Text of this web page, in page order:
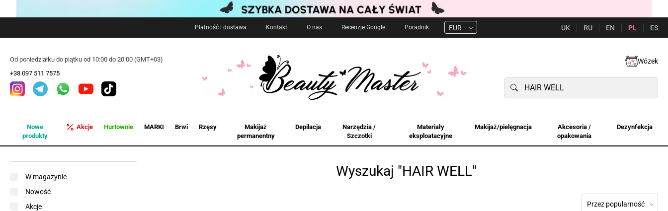
Płatność i dostawa Kontakt O nas Recenzje Google Poradnik EUR UK RU EN PL ES
Od poniedziałku do piątku od 10:00 do 20:00 (GMT+03)
+38 097 511 7575
Wózek
Nowe
produkty
Akcje Hurtownie MARKI Brwi Rzęsy
Makijaż
permanentny
Depilacja
Narzędzia /
Szczotki
Materiały
eksploatacyjne
Makijaż/pielęgnacja
Akcesoria /
opakowania
Dezynfekcja
Wyszukaj "HAIR WELL"
Przez popularność
W magazynie
Nowość
Akcje